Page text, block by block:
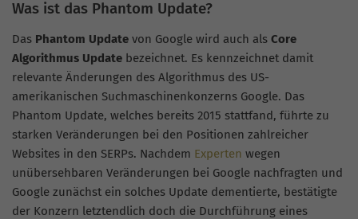
Was ist das Phantom Update?
Das Phantom Update von Google wird auch als Core
Algorithmus Update bezeichnet. Es kennzeichnet damit
relevante Änderungen des Algorithmus des US-
amerikanischen Suchmaschinenkonzerns Google. Das
Phantom Update, welches bereits 2015 stattfand, führte zu
starken Veränderungen bei den Positionen zahlreicher
Websites in den SERPs. Nachdem Experten wegen
unübersehbaren Veränderungen bei Google nachfragten und
Google zunächst ein solches Update dementierte, bestätigte
der Konzern letztendlich doch die Durchführung eines